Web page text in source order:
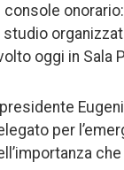
console
studio
oggi in Sala
per